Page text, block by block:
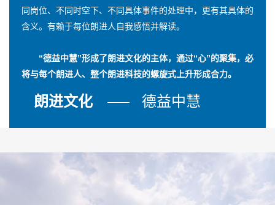
同岗位、不同时空下、不同具体事件的处理中，更有其具体的
含义。有赖于每位朗进人自我感悟并解读。
“德益中慧”形成了朗进文化的主体，通过“心”的聚集，必
将与每个朗进人、整个朗进科技的螺旋式上升形成合力。
朗进文化 德益中慧